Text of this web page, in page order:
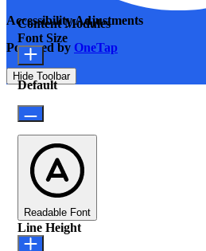
Accessibility Adjustments
Powered by OneTap
Hide Toolbar
Content Modules
Font Size
Default
Readable Font
Line Height